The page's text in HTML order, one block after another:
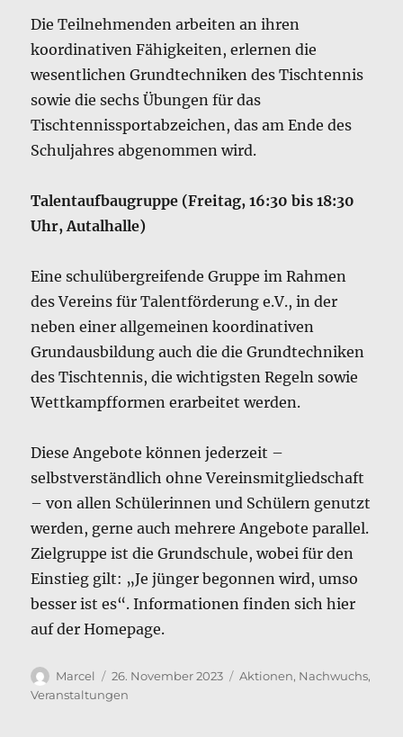
Die Teilnehmenden arbeiten an ihren
koordinativen Fähigkeiten, erlernen die
wesentlichen Grundtechniken des Tischtennis
sowie die sechs Übungen für das
Tischtennissportabzeichen, das am Ende des
Schuljahres abgenommen wird.
Talentaufbaugruppe (Freitag, 16:30 bis 18:30
Uhr, Autalhalle)
Eine schulübergreifende Gruppe im Rahmen
des Vereins für Talentförderung e.V., in der
neben einer allgemeinen koordinativen
Grundausbildung auch die die Grundtechniken
des Tischtennis, die wichtigsten Regeln sowie
Wettkampfformen erarbeitet werden.
Diese Angebote können jederzeit –
selbstverständlich ohne Vereinsmitgliedschaft
– von allen Schülerinnen und Schülern genutzt
werden, gerne auch mehrere Angebote parallel.
Zielgruppe ist die Grundschule, wobei für den
Einstieg gilt: „Je jünger begonnen wird, umso
besser ist es“. Informationen finden sich hier
auf der Homepage.
Autor
Marcel
Veröffentlicht
am
26. November 2023 Kategorien
Aktionen, Nachwuchs,
Veranstaltungen